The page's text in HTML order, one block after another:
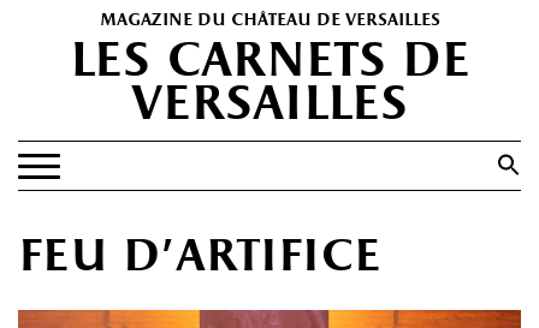
magazine du château de versailles
les carnets de
versailles
Search Button
PATRIMOINE
SPECTACLES
feu d’artifice